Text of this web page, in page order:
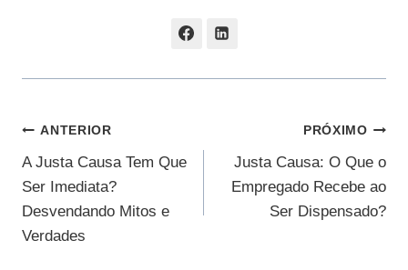
Navegação
De
Post
ANTERIOR
A Justa Causa Tem Que
Ser Imediata?
Desvendando Mitos e
Verdades
PRÓXIMO
Justa Causa: O Que o
Empregado Recebe ao
Ser Dispensado?